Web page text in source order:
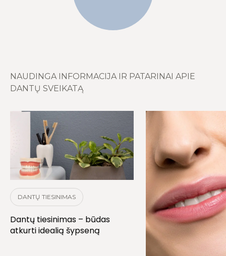
NAUDINGA INFORMACIJA IR PATARINAI APIE
DANTŲ SVEIKATĄ
DANTŲ TIESINIMAS
Dantų tiesinimas – būdas
atkurti idealią šypseną